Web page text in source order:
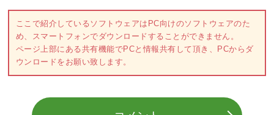
ここで紹介しているソフトウェアはPC向けのソフトウェアのた
め、スマートフォンでダウンロードすることができません。
ページ上部にある共有機能でPCと情報共有して頂き、PCからダ
ウンロードをお願い致します。